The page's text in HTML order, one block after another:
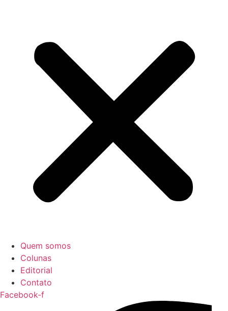
Quem somos
Colunas
Editorial
Contato
Facebook-f